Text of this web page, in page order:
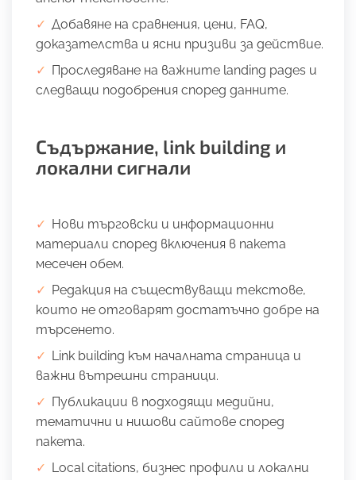
Добавяне на сравнения, цени, FAQ,
доказателства и ясни призиви за действие.
Проследяване на важните landing pages и
следващи подобрения според данните.
Съдържание, link building и
локални сигнали
Нови търговски и информационни
материали според включения в пакета
месечен обем.
Редакция на съществуващи текстове,
които не отговарят достатъчно добре на
търсенето.
Link building към началната страница и
важни вътрешни страници.
Публикации в подходящи медийни,
тематични и нишови сайтове според
пакета.
Local citations, бизнес профили и локални